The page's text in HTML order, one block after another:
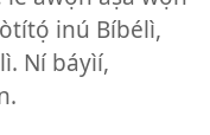
inú Bíbélì,
Ní báyìí,